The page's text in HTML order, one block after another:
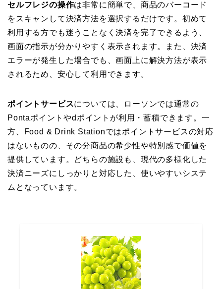
セルフレジの操作は非常に簡単で、商品のバーコード
をスキャンして決済方法を選択するだけです。初めて
利用する方でも迷うことなく決済を完了できるよう、
画面の指示が分かりやすく表示されます。また、決済
エラーが発生した場合でも、画面上に解決方法が表示
されるため、安心して利用できます。
ポイントサービスについては、ローソンでは通常の
Pontaポイントやdポイントが利用・蓄積できます。一
方、Food & Drink Stationではポイントサービスの対応
はないものの、その分商品の希少性や特別感で価値を
提供しています。どちらの施設も、現代の多様化した
決済ニーズにしっかりと対応した、使いやすいシステ
ムとなっています。